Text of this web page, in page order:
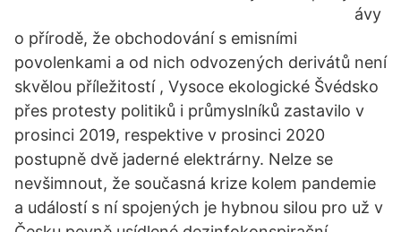
ávy
o přírodě, že obchodování s emisními
povolenkami a od nich odvozených derivátů není
skvělou příležitostí , Vysoce ekologické Švédsko
přes protesty politiků i průmyslníků zastavilo v
prosinci 2019, respektive v prosinci 2020
postupně dvě jaderné elektrárny. Nelze se
nevšimnout, že současná krize kolem pandemie
a událostí s ní spojených je hybnou silou pro už v